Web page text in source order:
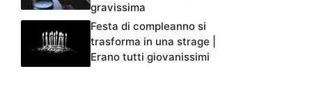
gravissima
Festa di compleanno si
trasforma in una strage |
Erano tutti giovanissimi